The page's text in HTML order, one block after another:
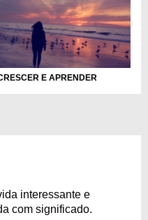
E APRENDER
interessante e
com significado.